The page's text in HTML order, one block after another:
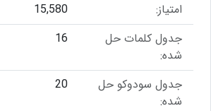
امتیاز:
15,580
جدول کلمات حل
شده:
16
جدول سودوکو حل
شده:
20